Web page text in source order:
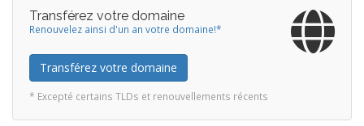
Transférez votre domaine
Renouvelez ainsi d'un an votre domaine!*
Transférez votre domaine
* Excepté certains TLDs et renouvellements récents